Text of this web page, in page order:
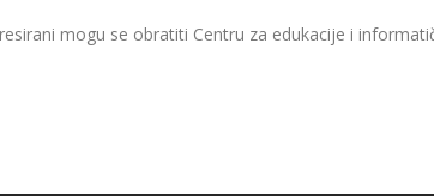
mogu se obratiti Centru za edukacije i